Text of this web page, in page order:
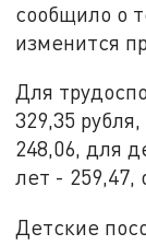
сообщило о
изменится
Для
329,35
248,06, для
лет - 259,47,
Детские